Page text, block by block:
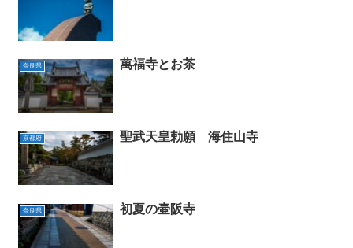
奈良県 萬福寺とお茶
京都府 聖武天皇勅願 海住山寺
奈良県 初夏の壷阪寺